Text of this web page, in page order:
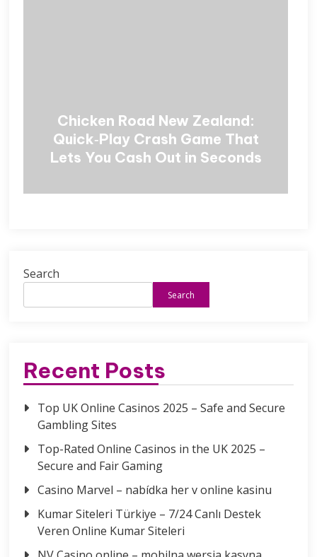
Chicken Road New Zealand:
Quick‑Play Crash Game That
Lets You Cash Out in Seconds
Search
Search
Recent Posts
Top UK Online Casinos 2025 – Safe and Secure
Gambling Sites
Top-Rated Online Casinos in the UK 2025 –
Secure and Fair Gaming
Casino Marvel – nabídka her v online kasinu
Kumar Siteleri Türkiye – 7/24 Canlı Destek
Veren Online Kumar Siteleri